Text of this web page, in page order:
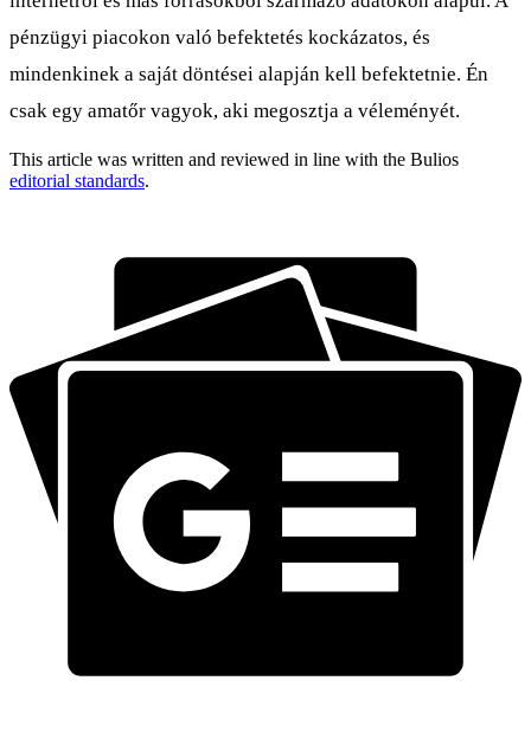
pénzügyi piacokon való befektetés kockázatos, és
mindenkinek a saját döntései alapján kell befektetnie. Én
csak egy amatőr vagyok, aki megosztja a véleményét.
This article was written and reviewed in line with the Bulios
editorial standards.